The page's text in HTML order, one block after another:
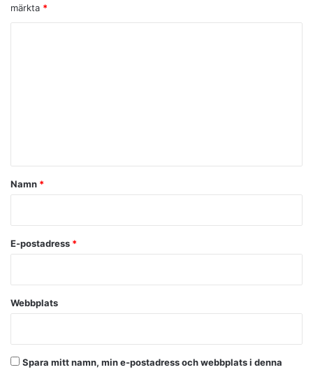
märkta *
a
Namn *
E-postadress *
Webbplats
Spara mitt namn, min e-postadress och webbplats i denna